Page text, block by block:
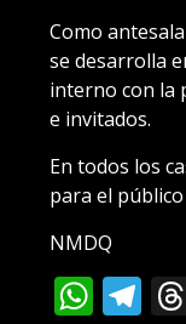
Como
se desarrolla
interno con la
e invitados.
En todos los
para el
NMDQ